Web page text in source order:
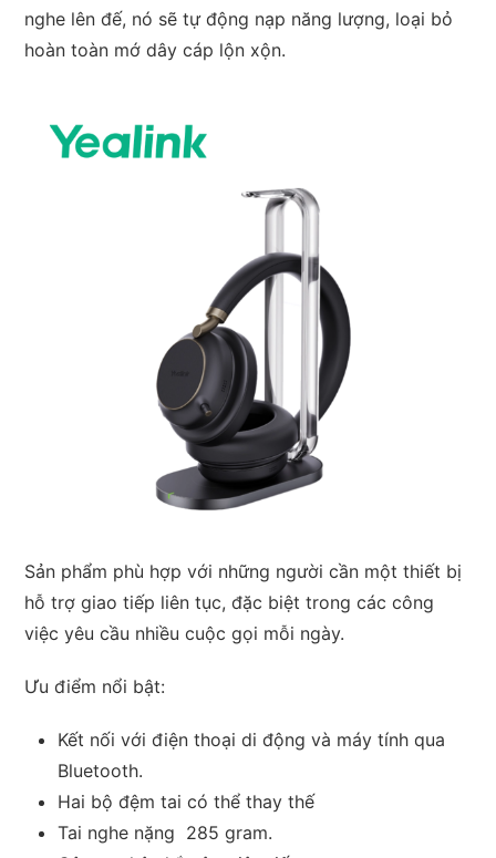
nghe lên đế, nó sẽ tự động nạp năng lượng, loại bỏ
hoàn toàn mớ dây cáp lộn xộn.
Sản phẩm phù hợp với những người cần một thiết bị
hỗ trợ giao tiếp liên tục, đặc biệt trong các công
việc yêu cầu nhiều cuộc gọi mỗi ngày.
Ưu điểm nổi bật:
Kết nối vớiđiện thoại di động và máy tính qua
Bluetooth.
Hai bộ đệm tai có thể thay thế
Tai nghe nặng 285 gram.